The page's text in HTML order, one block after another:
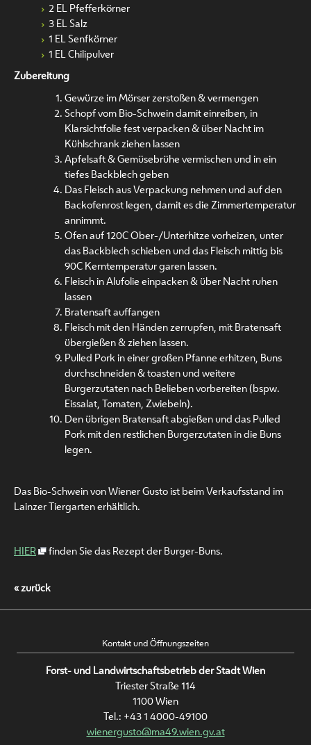
2 EL Pfefferkörner
3 EL Salz
1 EL Senfkörner
1 EL Chilipulver
Zubereitung
Gewürze im Mörser zerstoßen & vermengen
Schopf vom Bio-Schwein damit einreiben, in
Klarsichtfolie fest verpacken & über Nacht im
Kühlschrank ziehen lassen
Apfelsaft & Gemüsebrühe vermischen und in ein
tiefes Backblech geben
Das Fleisch aus Verpackung nehmen und auf den
Backofenrost legen, damit es die Zimmertemperatur
annimmt.
Ofen auf 120C Ober-/Unterhitze vorheizen, unter
das Backblech schieben und das Fleisch mittig bis
90C Kerntemperatur garen lassen.
Fleisch in Alufolie einpacken & über Nacht ruhen
lassen
Bratensaft auffangen
Fleisch mit den Händen zerrupfen, mit Bratensaft
übergießen & ziehen lassen.
Pulled Pork in einer großen Pfanne erhitzen, Buns
durchschneiden & toasten und weitere
Burgerzutaten nach Belieben vorbereiten (bspw.
Eissalat, Tomaten, Zwiebeln).
Den übrigen Bratensaft abgießen und das Pulled
Pork mit den restlichen Burgerzutaten in die Buns
legen.
Das Bio-Schwein von Wiener Gusto ist beim Verkaufsstand im
Lainzer Tiergarten erhältlich.
HIER finden Sie das Rezept der Burger-Buns.
« zurück
Kontakt und Öffnungszeiten
Forst- und Landwirtschaftsbetrieb der Stadt Wien
Triester Straße 114
1100 Wien
Tel.: +43 1 4000-49100
wienergusto@ma49.wien.gv.at